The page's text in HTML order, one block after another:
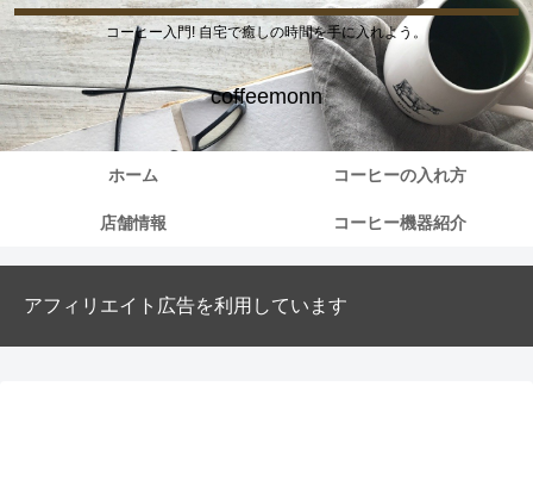
コーヒー入門! 自宅で癒しの時間を手に入れよう。
coffeemonn
ホーム コーヒーの入れ方
店舗情報 コーヒー機器紹介
アフィリエイト広告を利用しています